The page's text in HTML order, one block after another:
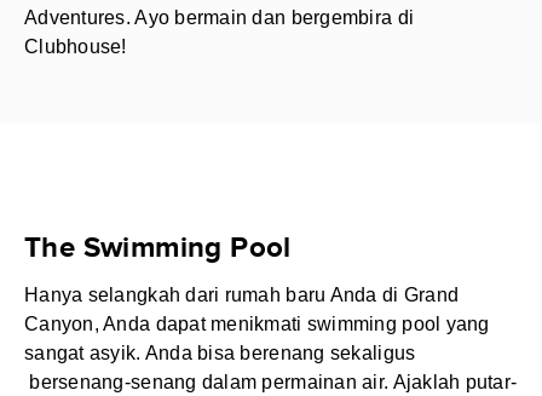
Adventures. Ayo bermain dan bergembira di
Clubhouse!
The Swimming Pool
Hanya selangkah dari rumah baru Anda di Grand
Canyon, Anda dapat menikmati swimming pool yang
sangat asyik. Anda bisa berenang sekaligus
bersenang-senang dalam permainan air. Ajaklah putar-